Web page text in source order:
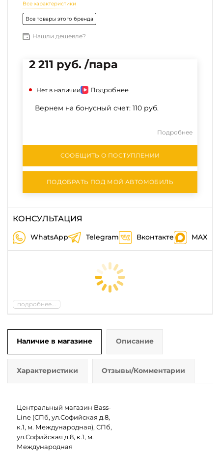
Все характеристики
Все товары этого бренда
Нашли дешевле?
2 211 руб. /пара
Нет в наличии Подробнее
Вернем на бонусный счет: 110 руб.
Подробнее
СООБЩИТЬ О ПОСТУПЛЕНИИ
ПОДОБРАТЬ ПОД МОЙ АВТОМОБИЛЬ
КОНСУЛЬТАЦИЯ
WhatsApp Telegram Вконтакте MAX
подробнее...
Наличие в магазине Описание
Характеристики Отзывы/Комментарии
Центральный магазин Bass-
Line (СПб, ул.Софийская д.8,
к.1, м. Международная), СПб,
ул.Софийская д.8, к.1, м.
Международная